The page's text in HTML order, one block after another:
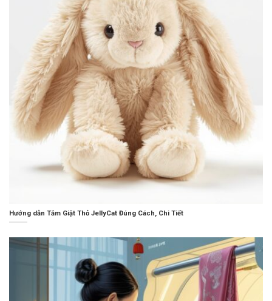
Hướng dẫn Tắm Giặt Thỏ JellyCat Đúng Cách, Chi Tiết